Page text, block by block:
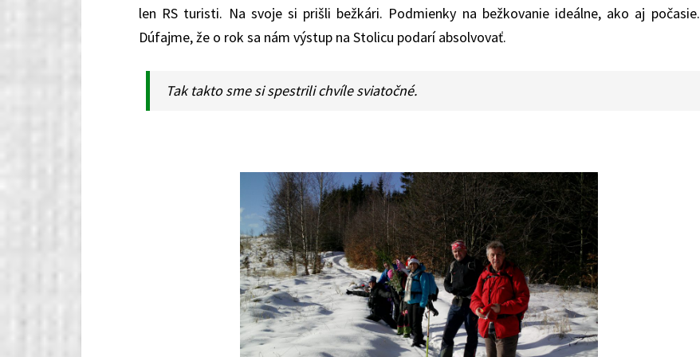
len RS turisti. Na svoje si prišli bežkári. Podmienky na bežkovanie ideálne, ako aj počasie.
Dúfajme, že o rok sa nám výstup na Stolicu podarí absolvovať.
Tak takto sme si spestrili chvíle sviatočné.